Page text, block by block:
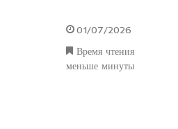
01/07/2026
Время чтения
меньше минуты